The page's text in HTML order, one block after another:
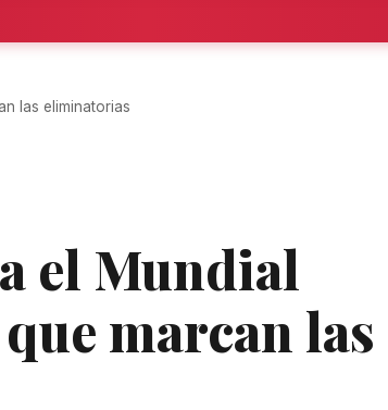
las eliminatorias
el Mundial
marcan las